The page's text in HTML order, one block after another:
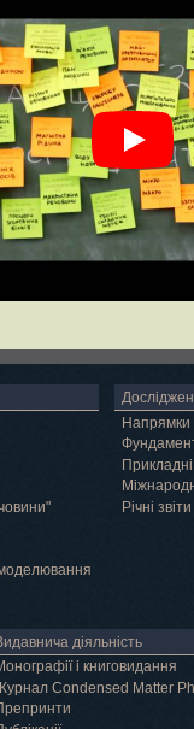
Напрямки
Річні звіти
діяльність
і книговидання
Condensed Matter